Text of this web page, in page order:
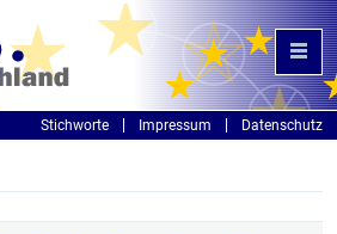
Stichworte Impressum Datenschutz